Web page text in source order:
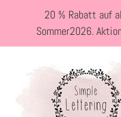
Inhalt
20 % Rabatt auf
Sommer2026.